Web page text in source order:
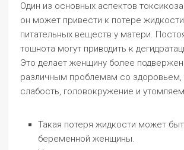
Один из основных аспектов
он может привести к потере
питательных веществ у матери.
тошнота могут приводить к
Это делает женщину более
различным проблемам со здоровьем,
слабость, головокружение и
Такая потеря жидкости может
беременной женщины.